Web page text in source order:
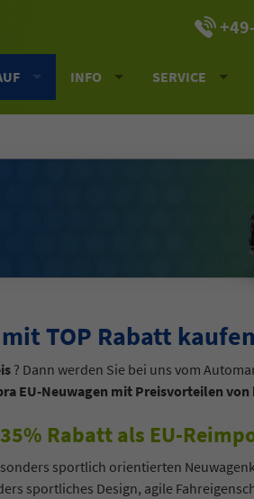
INFO SERVICE
TOP Rabatt
? Dann werden Sie bei uns vom
EU-Neuwagen mit Preisvorteilen von
Rabatt als EU-
sportlich orientierten
sportliches Design, agile